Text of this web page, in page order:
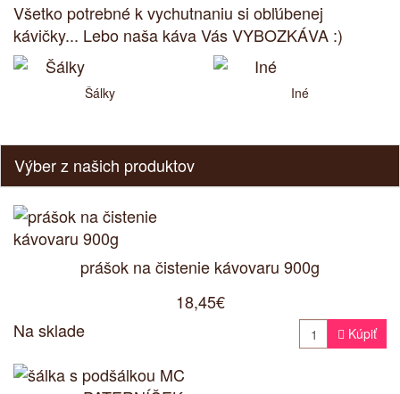
Všetko potrebné k vychutnaniu si obľúbenej
kávičky... Lebo naša káva Vás VYBOZKÁVA :)
Šálky Iné
Výber z našich produktov
prášok na čistenie kávovaru 900g
18,45€
Na sklade
 Kúpiť